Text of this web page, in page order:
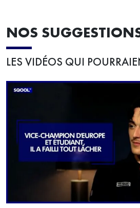
NOS
LES VIDÉOS QUI